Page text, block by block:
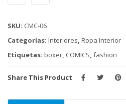
HORMA
FIT
(
PEQUEÑA)
cantidad
SKU: CMC-06
Categorías: Interiores, Ropa Interior
Etiquetas: boxer, COMICS, fashion
Share This Product